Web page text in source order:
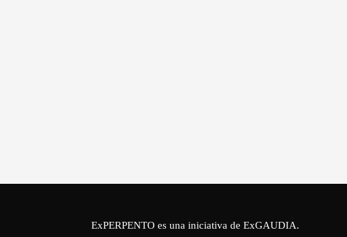
ExPERPENTO es una iniciativa de ExGAUDIA.